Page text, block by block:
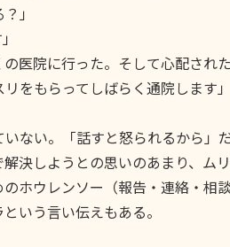
」
医院に行った。そして心配され
をもらってしばらく通院します」
ない。「話すと怒られるから」
決しようとの思いのあまり、ム
ホウレンソー（報告・連絡・相
いう言い伝えもある。